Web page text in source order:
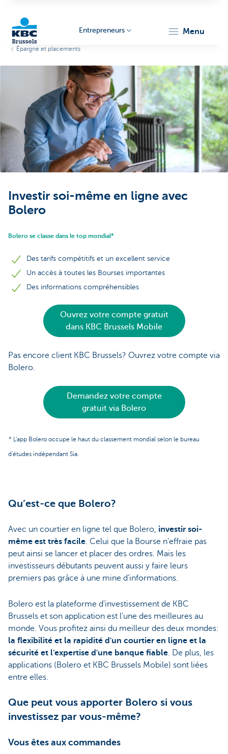
Entrepreneurs
Entrepreneurs menu
Épargne et placements
Investir soi-même en ligne avec
Bolero
Bolero se classe dans le top mondial*
Des tarifs compétitifs et un excellent service
Un accès à toutes les Bourses importantes
Des informations compréhensibles
Ouvrez votre compte gratuit
dans KBC Brussels Mobile
Pas encore client KBC Brussels? Ouvrez votre compte via
Bolero.
Demandez votre compte
gratuit via Bolero
* L'app Bolero occupe le haut du classement mondial selon le bureau
d'études indépendant Sia.
Qu’est-ce que Bolero?
Avec un courtier en ligne tel que Bolero, investir soi-
même est très facile. Celui que la Bourse n'effraie pas
peut ainsi se lancer et placer des ordres. Mais les
investisseurs débutants peuvent aussi y faire leurs
premiers pas grâce à une mine d'informations.
Bolero est la plateforme d'investissement de KBC
Brussels et son application est l'une des meilleures au
monde. Vous profitez ainsi du meilleur des deux mondes:
la flexibilité et la rapidité d'un courtier en ligne et la
sécurité et l'expertise d'une banque fiable. De plus, les
applications (Bolero et KBC Brussels Mobile) sont liées
entre elles.
Que peut vous apporter Bolero si vous
investissez par vous-même?
Vous êtes aux commandes